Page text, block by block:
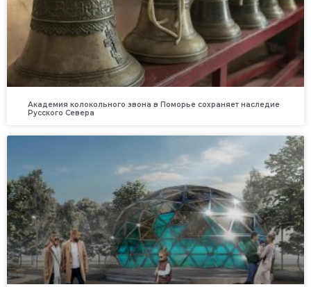
Академия колокольного звона в Поморье сохраняет наследие
Русского Севера